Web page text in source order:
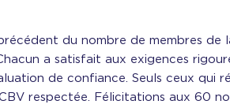
du nombre de membres de
a satisfait aux exigences
de confiance. Seuls ceux qui
respectée. Félicitations aux 60